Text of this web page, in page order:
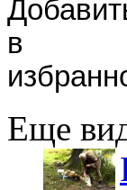
Еще